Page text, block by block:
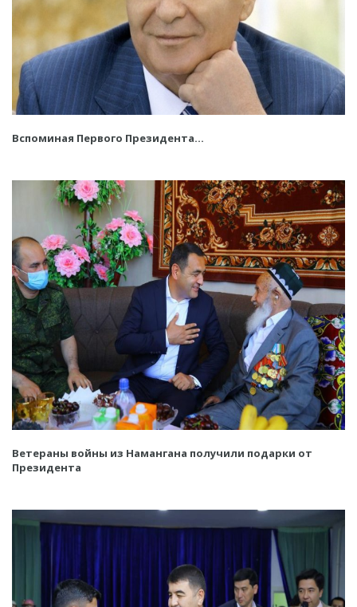
Вспоминая Первого Президента...
Ветераны войны из Намангана получили подарки от
Президента